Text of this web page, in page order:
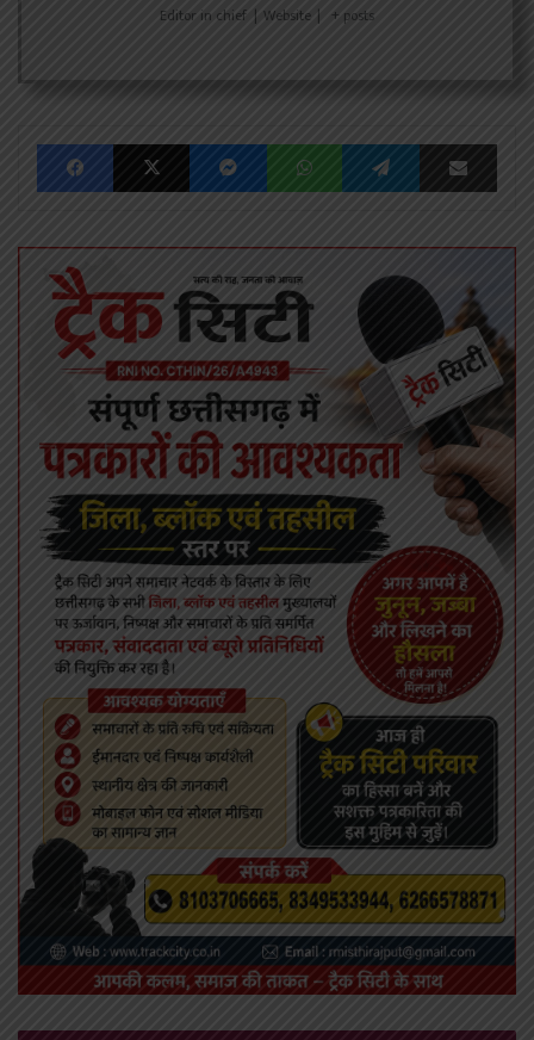
Editor in chief | Website | + posts
FacebookX MessengerWhatsAppTelegram Share via Email